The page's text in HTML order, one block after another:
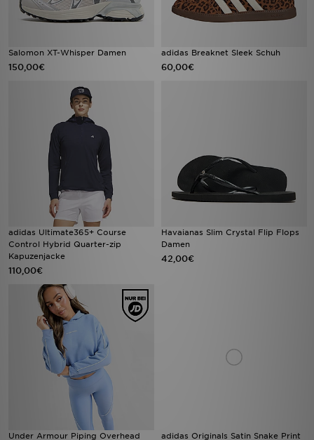
Salomon XT-Whisper Damen
150,00€
adidas Breaknet Sleek Schuh
60,00€
adidas Ultimate365+ Course
Control Hybrid Quarter-zip
Kapuzenjacke
110,00€
Havaianas Slim Crystal Flip Flops
Damen
42,00€
Under Armour Piping Overhead
adidas Originals Satin Snake Print